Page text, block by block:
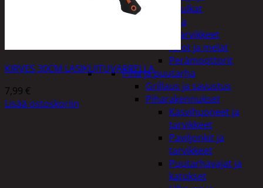
juontopulkat
Veneet ja
veneilytarvikkeet
Airot ja melat
Perämoottorit
Piha ja puutarha
Grillaus ja savustus
Piharakennukset
Kasvihuoneet ja
tarvikkeet
Paviljonkit ja
tarvikkeet
Puutarhavajat ja
katokset
KIRVES 30CM LASIKUITUVARRELLA
7,99 €
Lisää ostoskoriin